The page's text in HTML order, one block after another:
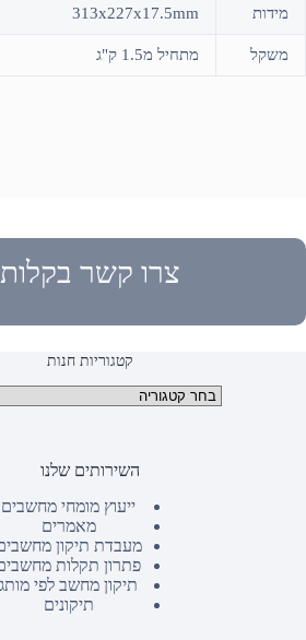
מידות 313x227x17.5mm
משקל מתחיל מ1.5 ק"ג
צרו קשר בקלות
קטגוריות חנות
השירותים שלנו
ייעוץ מומחי מחשבים
מאמרים
מעבדת תיקון
פתרון תקלות
תיקון מחשב לפי מותג
תיקונים